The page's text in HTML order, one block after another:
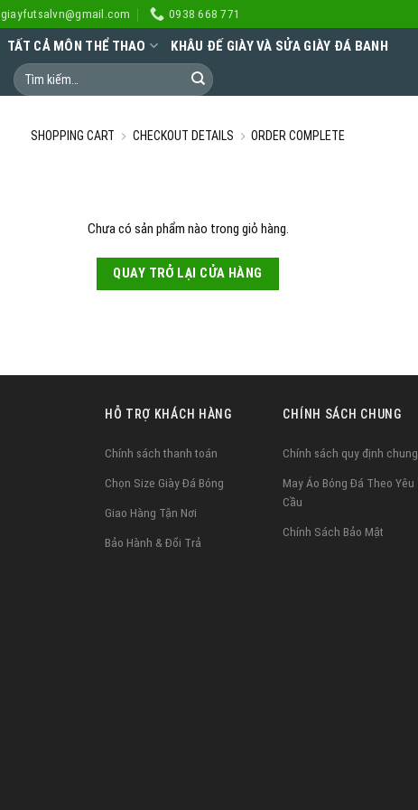
giayfutsalvn@gmail.com 0938 668 771
TẤT CẢ MÔN THỂ THAO KHÂU ĐẾ GIÀY VÀ SỬA GIÀY ĐÁ BANH
SHOPPING CART CHECKOUT DETAILS ORDER COMPLETE
Chưa có sản phẩm nào trong giỏ hàng.
QUAY TRỞ LẠI CỬA HÀNG
HỖ TRỢ KHÁCH HÀNG
Chính sách thanh toán
Chọn Size Giày Đá Bóng
Giao Hàng Tận Nơi
Bảo Hành & Đổi Trả
CHÍNH SÁCH CHUNG
Chính sách quy định chung
May Áo Bóng Đá Theo Yêu
Cầu
Chính Sách Bảo Mật